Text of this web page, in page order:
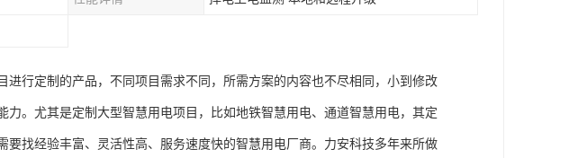
行定制的产品，不同项目需求不同，所需方案的内容也不尽相同，小到修改
。尤其是定制大型智慧用电项目，比如地铁智慧用电、通道智慧用电，其定
找经验丰富、灵活性高、服务速度快的智慧用电厂商。力安科技多年来所做